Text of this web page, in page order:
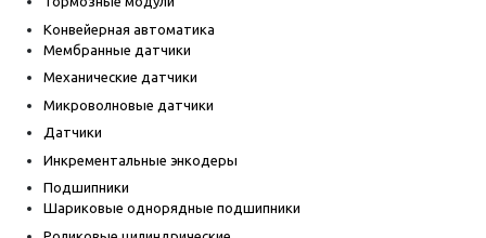
Конвейерная автоматика
Мембранные датчики
Механические датчики
Микроволновые датчики
Датчики
Инкрементальные энкодеры
Подшипники
Шариковые однорядные подшипники